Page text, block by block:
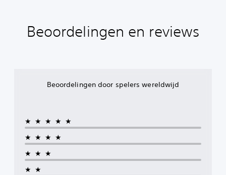
Beoordelingen en reviews
Beoordelingen door spelers wereldwijd
★★★★★
★★★★
★★★
★★